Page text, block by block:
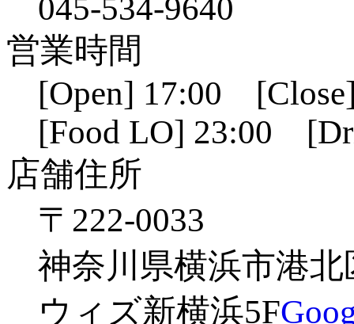
045-534-9640
営業時間
[Open] 17:00
[Food LO] 23:00
店舗住所
〒222-0033
神奈川県横浜市港北
ウィズ新横浜5F